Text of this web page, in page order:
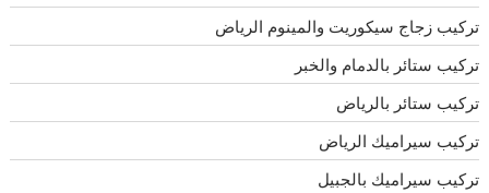
تركيب زجاج سيكوريت والمينوم الرياض
تركيب ستائر بالدمام والخبر
تركيب ستائر بالرياض
تركيب سيراميك الرياض
تركيب سيراميك بالجبيل